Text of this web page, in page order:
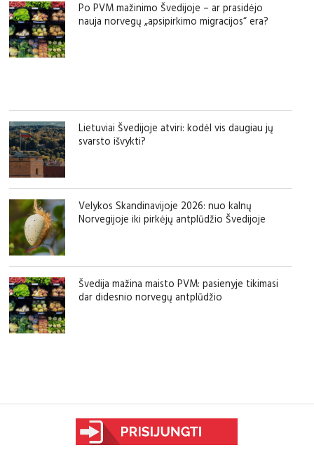
Po PVM mažinimo Švedijoje – ar prasidėjo
nauja norvegų „apsipirkimo migracijos“ era?
Lietuviai Švedijoje atviri: kodėl vis daugiau jų
svarsto išvykti?
Velykos Skandinavijoje 2026: nuo kalnų
Norvegijoje iki pirkėjų antplūdžio Švedijoje
Švedija mažina maisto PVM: pasienyje tikimasi
dar didesnio norvegų antplūdžio